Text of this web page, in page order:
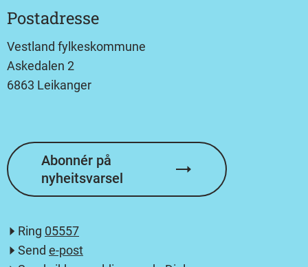
Postadresse
Vestland fylkeskommune
Askedalen 2
6863 Leikanger
Abonnér på
nyheitsvarsel
Ring 05557
Send e-post